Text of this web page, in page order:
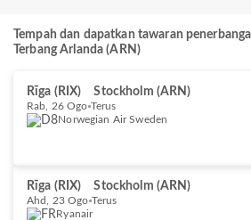
Tempah dan dapatkan tawaran
Terbang Arlanda (ARN)
Rīga (RIX) Stockholm (ARN)
Rab, 26 Ogo Terus
Norwegian Air Sweden
Rīga (RIX) Stockholm (ARN)
Ahd, 23 Ogo Terus
Ryanair